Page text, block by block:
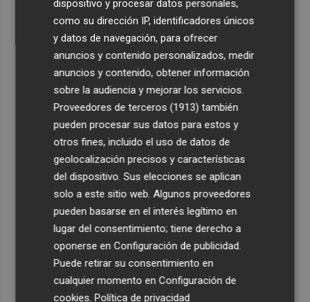
dispositivo y procesar datos personales,
como su dirección IP, identificadores únicos
y datos de navegación, para ofrecer
anuncios y contenido personalizados, medir
anuncios y contenido, obtener información
sobre la audiencia y mejorar los servicios.
Proveedores de terceros (1913) también
pueden procesar sus datos para estos y
otros fines, incluido el uso de datos de
geolocalización precisos y características
del dispositivo. Sus elecciones se aplican
solo a este sitio web. Algunos proveedores
pueden basarse en el interés legítimo en
lugar del consentimiento; tiene derecho a
oponerse enConfiguración de publicidad.
Puede retirar su consentimiento en
cualquier momento enConfiguración de
cookies.Política de privacidad